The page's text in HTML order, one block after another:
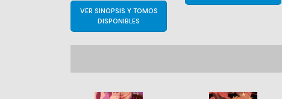
VER SINOPSIS Y TOMOS
DISPONIBLES